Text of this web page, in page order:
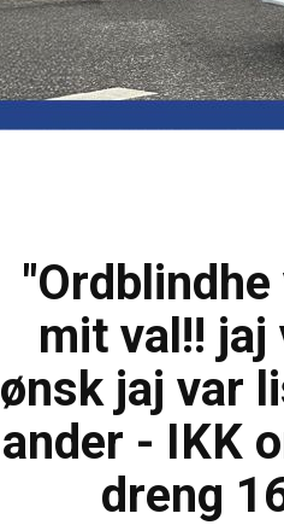
mit val!! jaj
ønsk jaj var
ander - IKK
dreng